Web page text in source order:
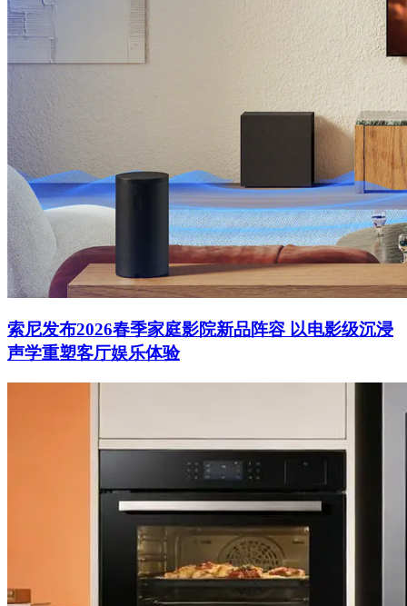
索尼发布2026春季家庭影院新品阵容 以电影级沉浸
声学重塑客厅娱乐体验